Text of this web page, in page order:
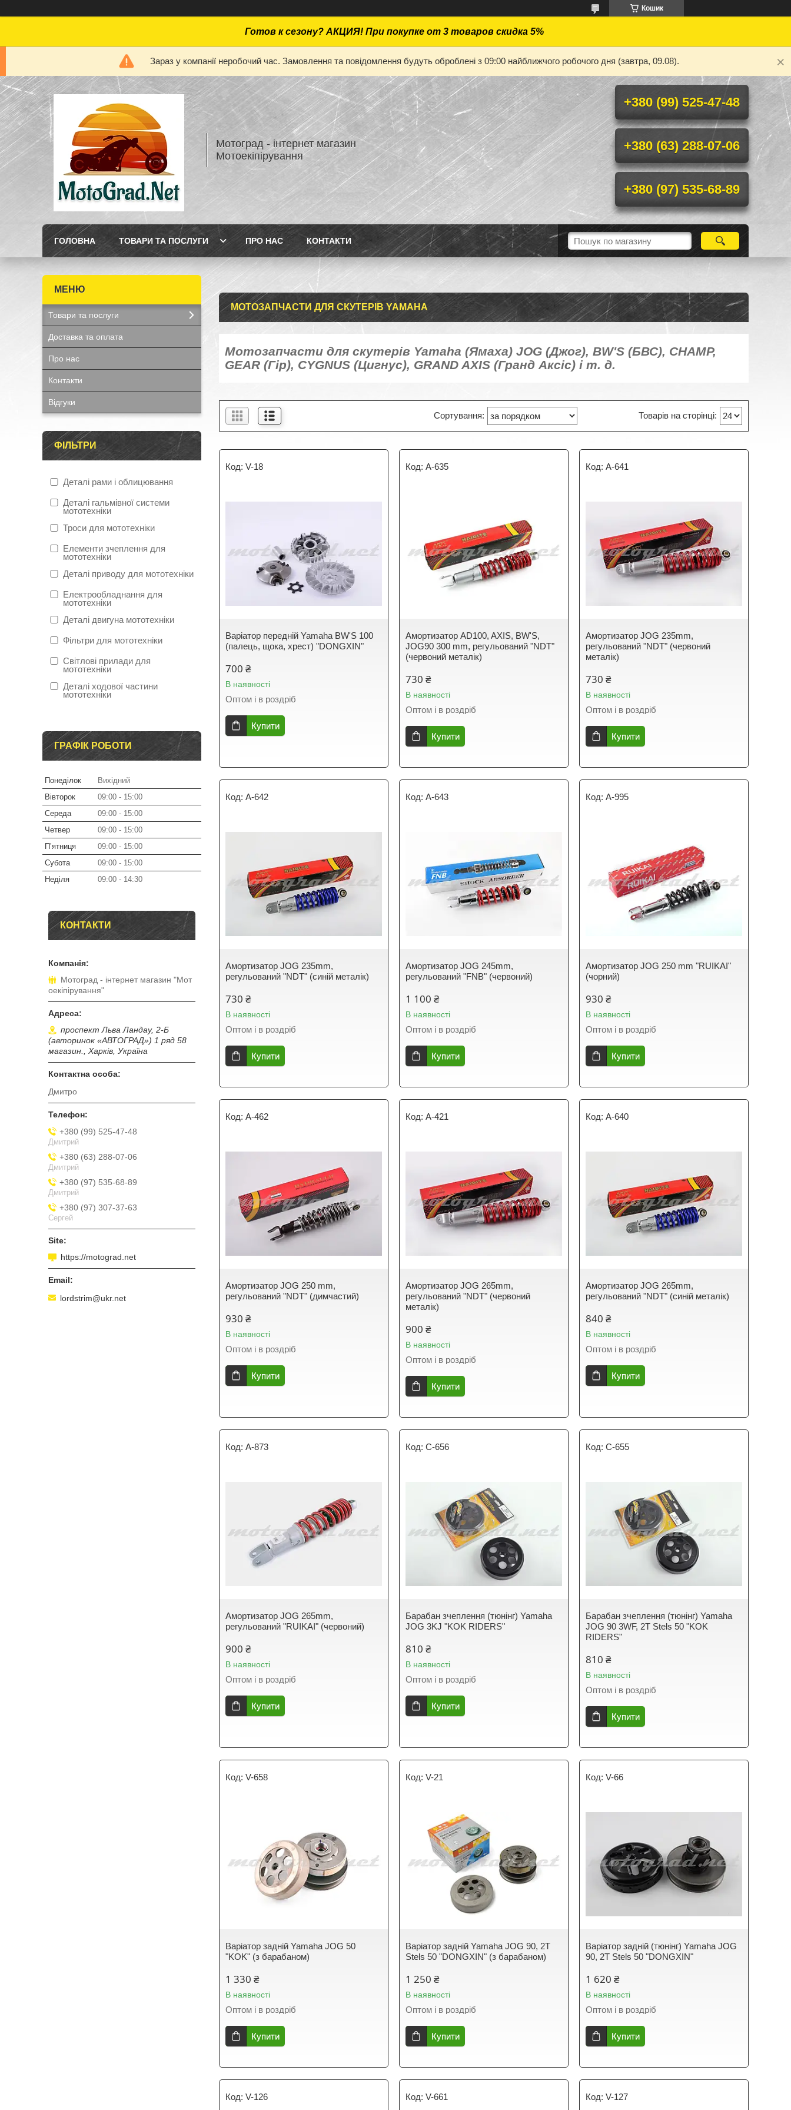
Кошик
Готов к сезону? АКЦИЯ! При покупке от 3 товаров скидка 5%
Зараз у компанії неробочий час. Замовлення та повідомлення будуть оброблені з 09:00 найближчого робочого дня (завтра, 09.08).
Мотоград - інтернет магазин
Мотоекіпірування
+380 (99) 525-47-48
+380 (63) 288-07-06
+380 (97) 535-68-89
ГОЛОВНА ТОВАРИ ТА ПОСЛУГИ ПРО НАС КОНТАКТИ
МОТОЗАПЧАСТИ ДЛЯ СКУТЕРІВ YAMAHA
Мотозапчасти для скутерів Yamaha (Ямаха) JOG (Джог), BW'S (БВС), CHAMP,
GEAR (Гір), CYGNUS (Цигнус), GRAND AXIS (Гранд Аксіс) і т. д.
V-18
Варіатор передній Yamaha BW'S 100
(палець, щока, хрест) "DONGXIN"
700 ₴
В наявності
Оптом і в роздріб
Купити
A-635
Амортизатор AD100, AXIS, BW'S,
JOG90 300 mm, регульований "NDT"
(червоний металік)
730 ₴
В наявності
Оптом і в роздріб
Купити
A-641
Амортизатор JOG 235mm,
регульований "NDT" (червоний
металік)
730 ₴
В наявності
Оптом і в роздріб
Купити
A-642
Амортизатор JOG 235mm,
регульований "NDT" (синій металік)
730 ₴
В наявності
Оптом і в роздріб
Купити
A-643
Амортизатор JOG 245mm,
регульований "FNB" (червоний)
1 100 ₴
В наявності
Оптом і в роздріб
Купити
A-995
Амортизатор JOG 250 mm "RUIKAI"
(чорний)
930 ₴
В наявності
Оптом і в роздріб
Купити
A-462
Амортизатор JOG 250 mm,
регульований "NDT" (димчастий)
930 ₴
В наявності
Оптом і в роздріб
Купити
A-421
Амортизатор JOG 265mm,
регульований "NDT" (червоний
металік)
900 ₴
В наявності
Оптом і в роздріб
Купити
A-640
Амортизатор JOG 265mm,
регульований "NDT" (синій металік)
840 ₴
В наявності
Оптом і в роздріб
Купити
A-873
Амортизатор JOG 265mm,
регульований "RUIKAI" (червоний)
900 ₴
В наявності
Оптом і в роздріб
Купити
C-656
Барабан зчеплення (тюнінг) Yamaha
JOG 3KJ "KOK RIDERS"
810 ₴
В наявності
Оптом і в роздріб
Купити
C-655
Барабан зчеплення (тюнінг) Yamaha
JOG 90 3WF, 2T Stels 50 "KOK
RIDERS"
810 ₴
В наявності
Оптом і в роздріб
Купити
V-658
Варіатор задній Yamaha JOG 50
"KOK" (з барабаном)
1 330 ₴
В наявності
Оптом і в роздріб
Купити
V-21
Варіатор задній Yamaha JOG 90, 2T
Stels 50 "DONGXIN" (з барабаном)
1 250 ₴
В наявності
Оптом і в роздріб
Купити
V-66
Варіатор задній (тюнінг) Yamaha JOG
90, 2T Stels 50 "DONGXIN"
1 620 ₴
В наявності
Оптом і в роздріб
Купити
V-126 V-661 V-127
Товари та послуги
Доставка та оплата
Про нас
Контакти
Відгуки
ФІЛЬТРИ
Деталі рами і облицювання
Деталі гальмівної системи
мототехніки
Троси для мототехніки
Елементи зчеплення для
мототехніки
Деталі приводу для мототехніки
Електрообладнання для
мототехніки
Деталі двигуна мототехніки
Фільтри для мототехніки
Світлові прилади для
мототехніки
Деталі ходової частини
мототехніки
ГРАФІК РОБОТИ
Понеділок
Вихідний
Вівторок
09:00
15:00
Середа
09:00
15:00
Четвер
09:00
15:00
Пʼятниця
09:00
15:00
Субота
09:00
15:00
Неділя
09:00 14:30
КОНТАКТИ
Мотоград - інтернет магазин "Мот
оекіпірування"
проспект Льва Ландау, 2-Б
(авторинок «АВТОГРАД») 1 ряд 58
магазин., Харків, Україна
Дмитро
+380 (99) 525-47-48
Дмитрий
+380 (63) 288-07-06
Дмитрий
+380 (97) 535-68-89
Дмитрий
+380 (97) 307-37-63
Сергей
https://motograd.net
lordstrim@ukr.net